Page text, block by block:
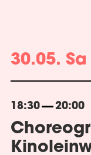
30.05. Sa
18:30 20:00